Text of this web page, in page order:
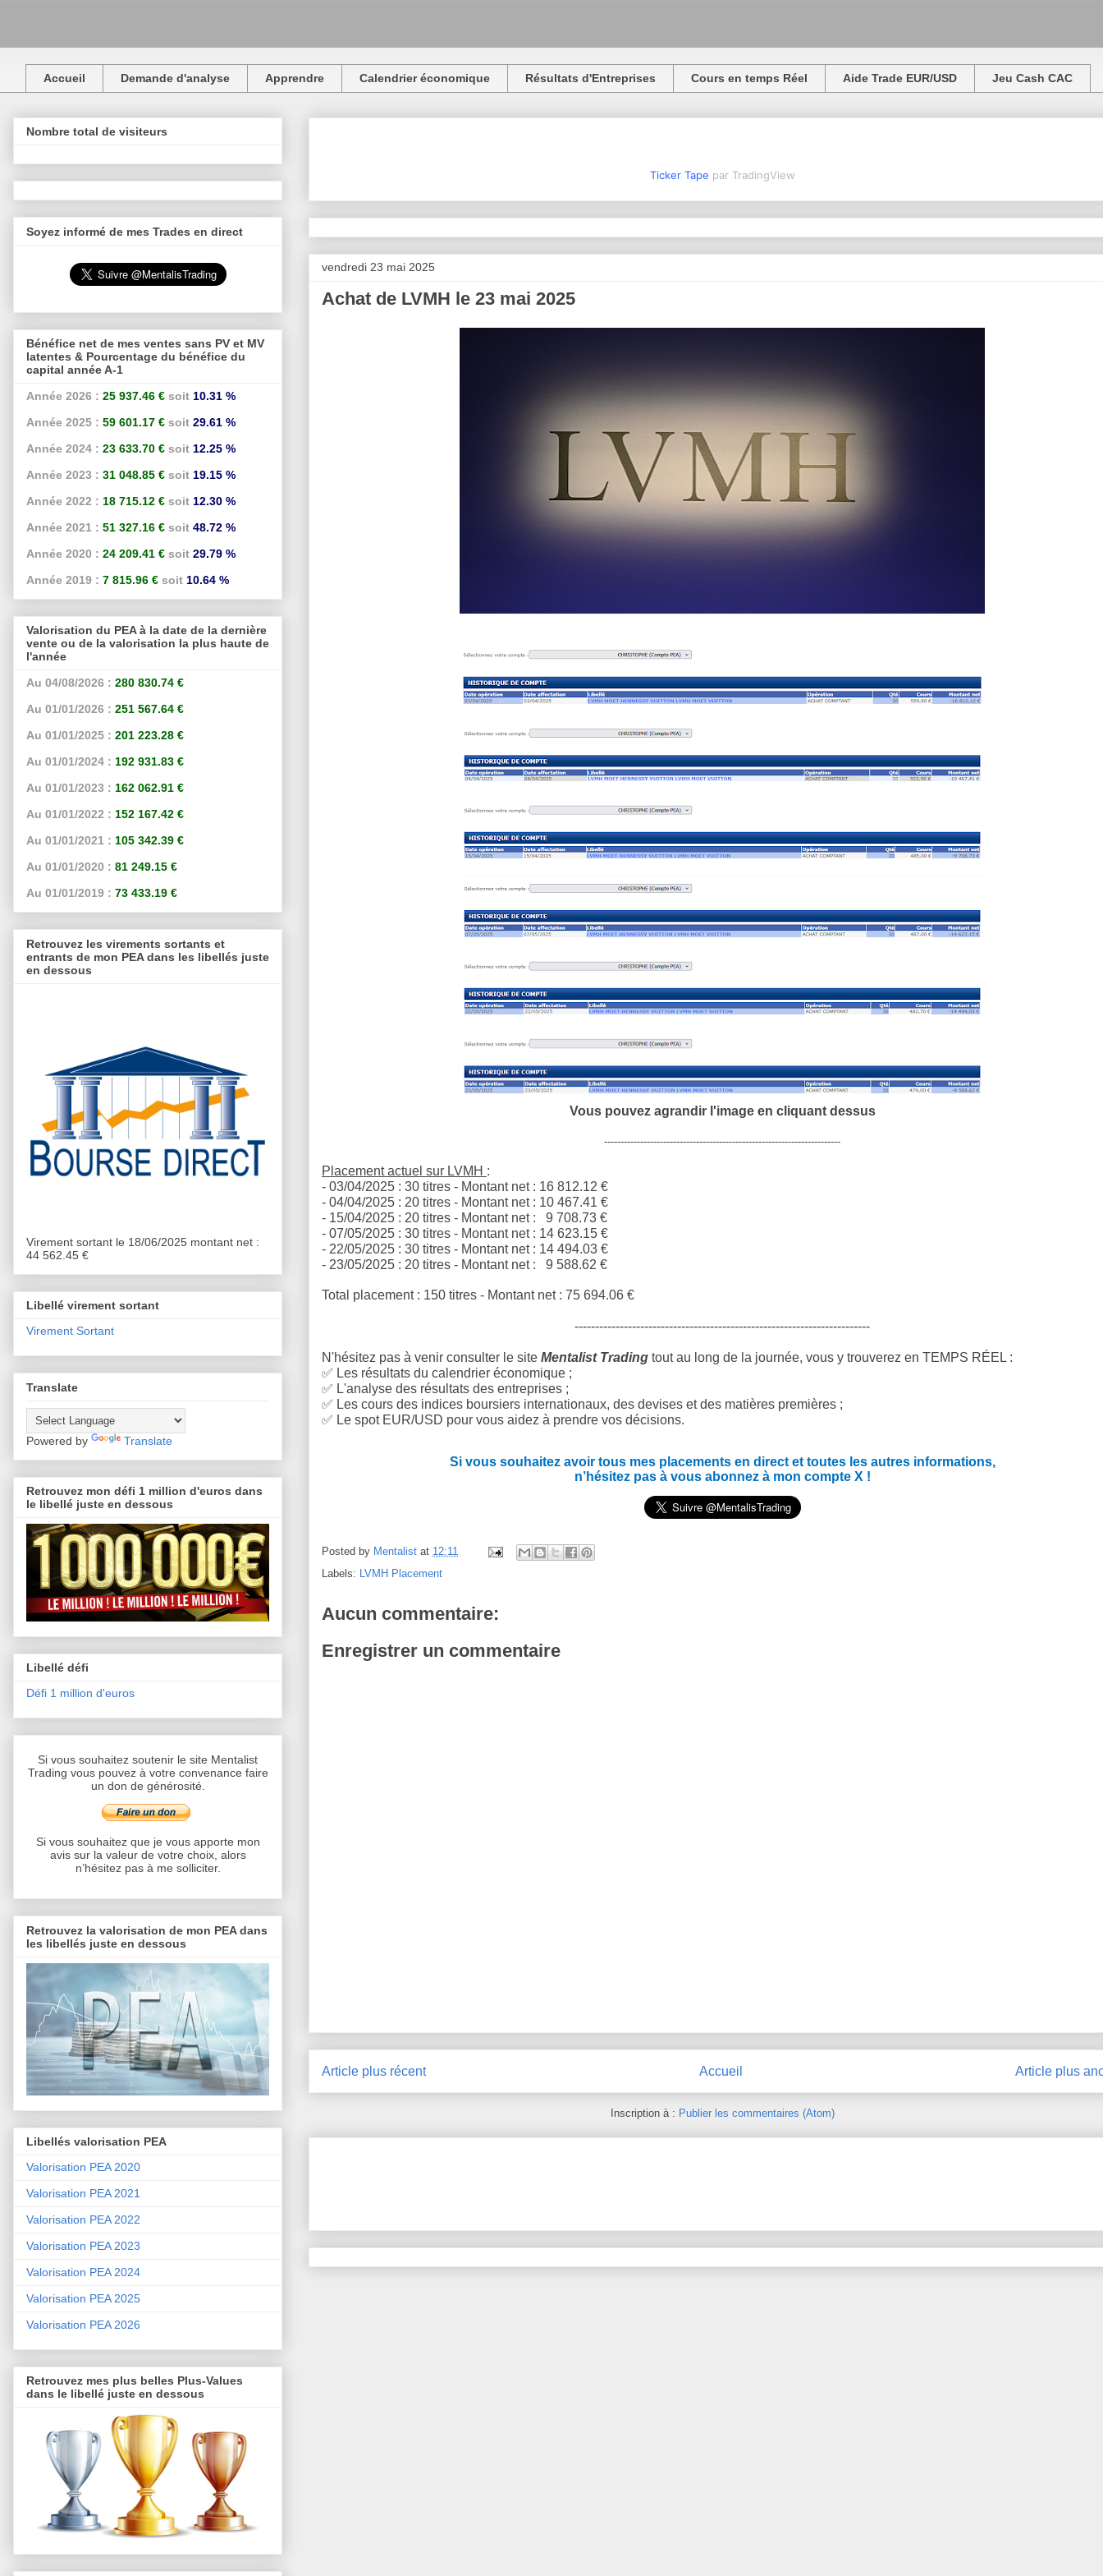
Accueil Demande d'analyse Apprendre Calendrier économique Résultats d'Entreprises Cours en temps Réel Aide Trade EUR/USD Jeu Cash CAC
Ticker Tape par TradingView
vendredi 23 mai 2025
Achat de LVMH le 23 mai 2025
Vous pouvez agrandir l'image en cliquant dessus
------------------------------------------------------------------------
Placement actuel sur LVMH :
- 03/04/2025 : 30 titres - Montant net : 16 812.12 €
- 04/04/2025 : 20 titres - Montant net : 10 467.41 €
- 15/04/2025 : 20 titres - Montant net : 9 708.73 €
- 07/05/2025 : 30 titres - Montant net : 14 623.15 €
- 22/05/2025 : 30 titres - Montant net : 14 494.03 €
- 23/05/2025 : 20 titres - Montant net : 9 588.62 €
Total placement : 150 titres - Montant net : 75 694.06 €
------------------------------------------------------------------------
N'hésitez pas à venir consulter le site Mentalist Trading tout au long de la journée, vous y trouverez en TEMPS RÉEL :
✅ Les résultats du calendrier économique ;
✅ L'analyse des résultats des entreprises ;
✅ Les cours des indices boursiers internationaux, des devises et des matières premières ;
✅ Le spot EUR/USD pour vous aidez à prendre vos décisions.
Si vous souhaitez avoir tous mes placements en direct et toutes les autres informations,
n’hésitez pas à vous abonnez à mon compte X !
Posted by Mentalist at 12:11
Labels:
LVMH Placement
Aucun commentaire:
Enregistrer un commentaire
Article plus récent Article plus
Accueil
Inscription à : Publier les commentaires (Atom)
Nombre total de visiteurs
Soyez informé de mes Trades en direct
Bénéfice net de mes ventes sans PV et MV
latentes & Pourcentage du bénéfice du
capital année A-1
Année 2026 : 25 937.46 € soit 10.31 %
Année 2025 : 59 601.17 € soit 29.61 %
Année 2024 : 23 633.70 € soit 12.25 %
Année 2023 : 31 048.85 € soit 19.15 %
Année 2022 : 18 715.12 € soit 12.30 %
Année 2021 : 51 327.16 € soit 48.72 %
Année 2020 : 24 209.41 € soit 29.79 %
Année 2019 : 7 815.96 € soit 10.64 %
Valorisation du PEA à la date de la dernière
vente ou de la valorisation la plus haute de
l'année
Au 04/08/2026 : 280 830.74 €
Au 01/01/2026 : 251 567.64 €
Au 01/01/2025 : 201 223.28 €
Au 01/01/2024 : 192 931.83 €
Au 01/01/2023 : 162 062.91 €
Au 01/01/2022 : 152 167.42 €
Au 01/01/2021 : 105 342.39 €
Au 01/01/2020 : 81 249.15 €
Au 01/01/2019 : 73 433.19 €
Retrouvez les virements sortants et
entrants de mon PEA dans les libellés juste
en dessous
Virement sortant le 18/06/2025 montant net :
44 562.45 €
Libellé virement sortant
Virement Sortant
Translate
Powered by Translate
Retrouvez mon défi 1 million d'euros dans
le libellé juste en dessous
Libellé défi
Défi 1 million d'euros
Si vous souhaitez soutenir le site Mentalist
Trading vous pouvez à votre convenance faire
un don de générosité.
Si vous souhaitez que je vous apporte mon
avis sur la valeur de votre choix, alors
n’hésitez pas à me solliciter.
Retrouvez la valorisation de mon PEA dans
les libellés juste en dessous
Libellés valorisation PEA
Valorisation PEA 2020
Valorisation PEA 2021
Valorisation PEA 2022
Valorisation PEA 2023
Valorisation PEA 2024
Valorisation PEA 2025
Valorisation PEA 2026
Retrouvez mes plus belles Plus-Values
dans le libellé juste en dessous